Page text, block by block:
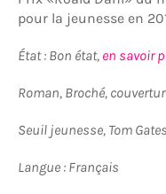
pour la jeunesse en
État : Bon état, en savoir
Roman, Broché,
Seuil jeunesse, Tom
Langue : Français